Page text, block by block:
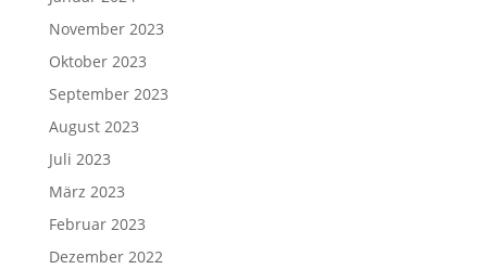
November 2023
Oktober 2023
September 2023
August 2023
Juli 2023
März 2023
Februar 2023
Dezember 2022